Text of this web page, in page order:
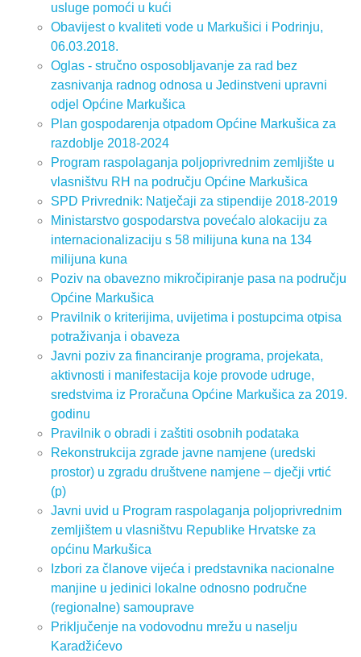
usluge pomoći u kući
Obavijest o kvaliteti vode u Markušici i Podrinju,
06.03.2018.
Oglas - stručno osposobljavanje za rad bez
zasnivanja radnog odnosa u Jedinstveni upravni
odjel Općine Markušica
Plan gospodarenja otpadom Općine Markušica za
razdoblje 2018-2024
Program raspolaganja poljoprivrednim zemljište u
vlasništvu RH na području Općine Markušica
SPD Privrednik: Natječaji za stipendije 2018-2019
Ministarstvo gospodarstva povećalo alokaciju za
internacionalizaciju s 58 milijuna kuna na 134
milijuna kuna
Poziv na obavezno mikročipiranje pasa na području
Općine Markušica
Pravilnik o kriterijima, uvijetima i postupcima otpisa
potraživanja i obaveza
Javni poziv za financiranje programa, projekata,
aktivnosti i manifestacija koje provode udruge,
sredstvima iz Proračuna Općine Markušica za 2019.
godinu
Pravilnik o obradi i zaštiti osobnih podataka
Rekonstrukcija zgrade javne namjene (uredski
prostor) u zgradu društvene namjene – dječji vrtić
(p)
Javni uvid u Program raspolaganja poljoprivrednim
zemljištem u vlasništvu Republike Hrvatske za
općinu Markušica
Izbori za članove vijeća i predstavnika nacionalne
manjine u jedinici lokalne odnosno područne
(regionalne) samouprave
Priključenje na vodovodnu mrežu u naselju
Karadžićevo